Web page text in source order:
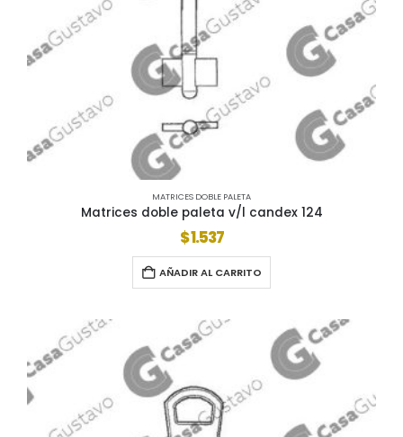
MATRICES DOBLE PALETA
Matrices doble paleta v/l candex 124
$1.537
AÑADIR AL CARRITO